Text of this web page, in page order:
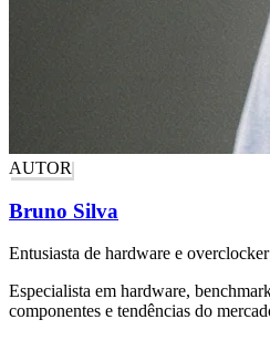
AUTOR
Bruno Silva
Entusiasta de hardware e
Especialista em hardware,
componentes e tendências do